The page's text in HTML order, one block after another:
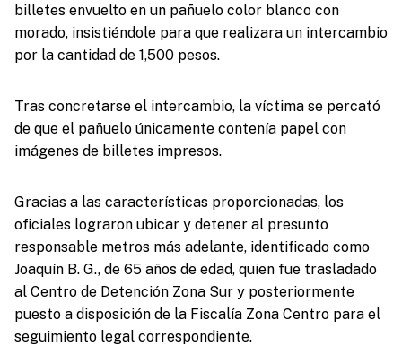
billetes envuelto en un pañuelo color blanco con
morado, insistiéndole para que realizara un intercambio
por la cantidad de 1,500 pesos.
Tras concretarse el intercambio, la víctima se percató
de que el pañuelo únicamente contenía papel con
imágenes de billetes impresos.
Gracias a las características proporcionadas, los
oficiales lograron ubicar y detener al presunto
responsable metros más adelante, identificado como
Joaquín B. G., de 65 años de edad, quien fue trasladado
al Centro de Detención Zona Sur y posteriormente
puesto a disposición de la Fiscalía Zona Centro para el
seguimiento legal correspondiente.